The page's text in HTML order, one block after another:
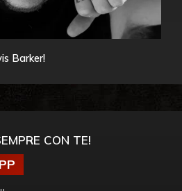
Barker!
CON TE!